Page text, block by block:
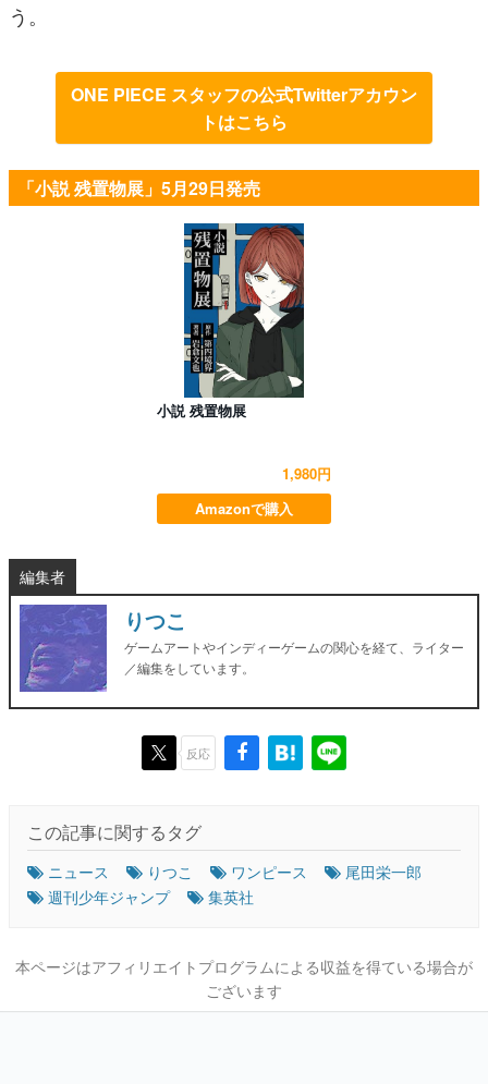
う。
ONE PIECE スタッフの公式Twitterアカウン
トはこちら
「小説 残置物展」5月29日発売
小説 残置物展
1,980円
Amazonで購入
編集者
りつこ
ゲームアートやインディーゲームの関心を経て、ライター
／編集をしています。
反応
この記事に関するタグ
ニュース りつこ ワンピース
尾田栄一郎
週刊少年ジャンプ
集英社
本ページはアフィリエイトプログラムによる収益を得ている場合が
ございます